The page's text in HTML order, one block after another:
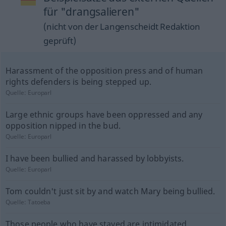
für "drangsalieren"
(nicht von der Langenscheidt Redaktion
geprüft)
Harassment of the opposition press and of human
rights defenders is being stepped up.
Quelle: Europarl
Large ethnic groups have been oppressed and any
opposition nipped in the bud.
Quelle: Europarl
I have been bullied and harassed by lobbyists.
Quelle: Europarl
Tom couldn't just sit by and watch Mary being bullied.
Quelle:Tatoeba